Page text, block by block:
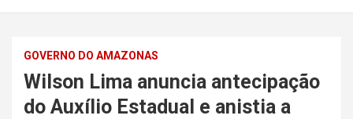
GOVERNO DO AMAZONAS
Wilson Lima anuncia antecipação
do Auxílio Estadual e anistia a